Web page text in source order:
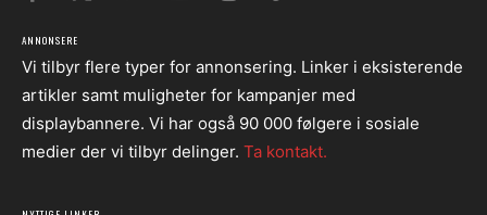
ANNONSERE
Vi tilbyr flere typer for annonsering. Linker i eksisterende
artikler samt muligheter for kampanjer med
displaybannere. Vi har også 90 000 følgere i sosiale
medier der vi tilbyr delinger. Ta kontakt.